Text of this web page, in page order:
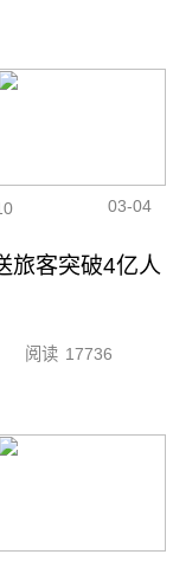
03-04
旅客突破4亿人
阅读 17736